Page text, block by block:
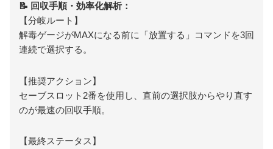
📝 回収手順・効率化解析：
【分岐ルート】
解毒ゲージがMAXになる前に「放置する」コマンドを3回
連続で選択する。
【推奨アクション】
セーブスロット2番を使用し、直前の選択肢からやり直す
のが最速の回収手順。
【最終ステータス】